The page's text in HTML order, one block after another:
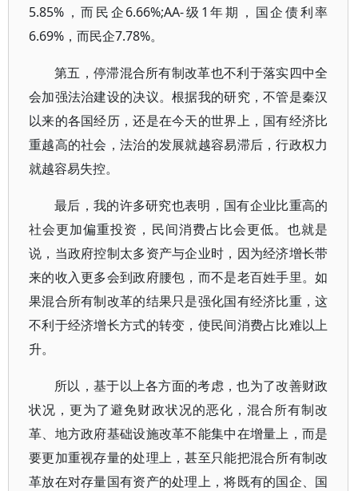
5.85%，而民企6.66%;AA-级1年期，国企债利率
6.69%，而民企7.78%。
第五，停滞混合所有制改革也不利于落实四中全
会加强法治建设的决议。根据我的研究，不管是秦汉
以来的各国经历，还是在今天的世界上，国有经济比
重越高的社会，法治的发展就越容易滞后，行政权力
就越容易失控。
最后，我的许多研究也表明，国有企业比重高的
社会更加偏重投资，民间消费占比会更低。也就是
说，当政府控制太多资产与企业时，因为经济增长带
来的收入更多会到政府腰包，而不是老百姓手里。如
果混合所有制改革的结果只是强化国有经济比重，这
不利于经济增长方式的转变，使民间消费占比难以上
升。
所以，基于以上各方面的考虑，也为了改善财政
状况，更为了避免财政状况的恶化，混合所有制改
革、地方政府基础设施改革不能集中在增量上，而是
要更加重视存量的处理上，甚至只能把混合所有制改
革放在对存量国有资产的处理上，将既有的国企、国